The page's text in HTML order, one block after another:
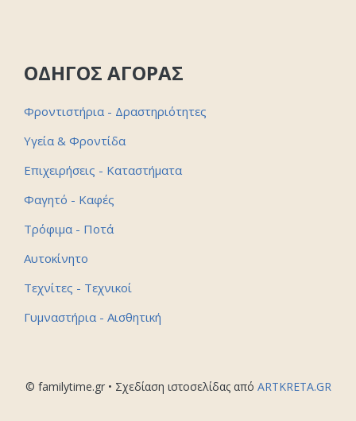
ΟΔΗΓΟΣ ΑΓΟΡΑΣ
Φροντιστήρια - Δραστηριότητες
Υγεία & Φροντίδα
Επιχειρήσεις - Καταστήματα
Φαγητό - Καφές
Τρόφιμα - Ποτά
Αυτοκίνητο
Τεχνίτες - Τεχνικοί
Γυμναστήρια - Αισθητική
© familytime.gr • Σχεδίαση ιστοσελίδας από ARTKRETA.GR